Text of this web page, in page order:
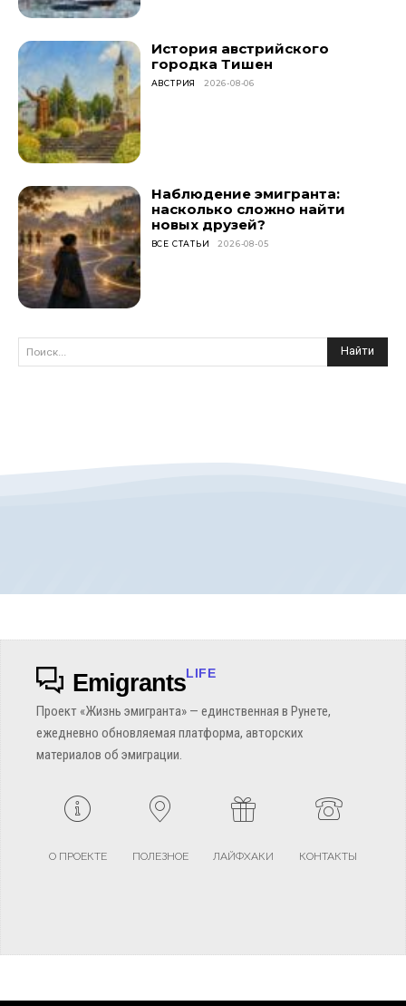
История австрийского
городка Тишен
АВСТРИЯ 2026-08-06
Наблюдение эмигранта:
насколько сложно найти
новых друзей?
ВСЕ СТАТЬИ 2026-08-05
Поиск... Найти
EmigrantsLIFE
Проект «Жизнь эмигранта» — единственная в Рунете,
ежедневно обновляемая платформа, авторских
материалов об эмиграции.
О ПРОЕКТЕ ПОЛЕЗНОЕ ЛАЙФХАКИ КОНТАКТЫ